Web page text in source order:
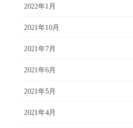
2022年1月
2021年10月
2021年7月
2021年6月
2021年5月
2021年4月